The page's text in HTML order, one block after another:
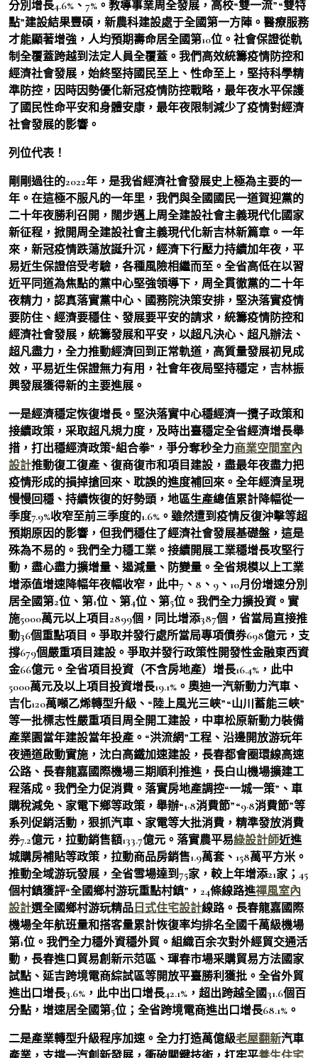
分別增長4.6%、7%。教導事業周全發展，高校“雙一流”“雙特
點”建設結果豐碩，新農科建設處于全國第一方陣。醫療服務
才能顯著增強，人均預期壽命居全國第10位。社會保證從軌
制全覆蓋跨越到法定人員全覆蓋。我們高效統籌疫情防控和
經濟社會發展，始終堅持國民至上、性命至上，堅持科學精
準防控，因時因勢優化新冠疫情防控戰略，最年夜水平保護
了國民性命平安和身體安康，最年夜限制減少了疫情對經濟
社會發展的影響。
列位代表！
剛剛過往的2022年，是我省經濟社會發展史上極為主要的一
年。在這極不服凡的一年里，我們與全國國民一道賀迎黨的
二十年夜勝利召開，闊步邁上周全建設社會主義現代化國家
新征程，掀開周全建設社會主義現代化新吉林新篇章。一年
來，新冠疫情跌蕩放誕升沉，經濟下行壓力持續加年夜，平
易近生保證倍受考驗，各種風險相繼而至。全省高低在以習
近平同道為焦點的黨中心堅強領導下，周全貫徹黨的二十年
夜精力，認真落實黨中心、國務院決策安排，堅決落實疫情
要防住、經濟要穩住、發展要平安的請求，統籌疫情防控和
經濟社會發展，統籌發展和平安，以超凡決心、超凡辦法、
超凡盡力，全力推動經濟回到正常軌道，高質量發展初見成
效，平易近生保證無力有用，社會年夜局堅持穩定，吉林振
興發展獲得新的主要進展。
一是經濟穩定恢復增長。堅決落實中心穩經濟一攬子政策和
接續政策，采取超凡規力度，及時出臺穩定全省經濟增長舉
措，打出穩經濟政策“組合拳”，爭分奪秒全力商業空間室內
設計推動復工復產、復商復市和項目建設，盡最年夜盡力把
疫情形成的損掉搶回來、耽誤的進度補回來。全年經濟呈現
慢慢回穩、持續恢復的好勢頭，地區生產總值累計降幅從一
季度7.9%收窄至前三季度的1.6%。雖然遭到疫情反復沖擊等超
預期原因的影響，但我們穩住了經濟社會發展基礎盤，這是
殊為不易的。我們全力穩工業。接續開展工業穩增長攻堅行
動，盡心盡力擴增量、遏減量、防變量。全省規模以上工業
增添值增速降幅年夜幅收窄，此中7、8、9、10月份增速分別
居全國第2位、第1位、第4位、第5位。我們全力擴投資。實
施5000萬元以上項目2899個，同比增添387個，省當局直接推
動36個重點項目。爭取并發行處所當局專項債券698億元，支
撐679個嚴重項目建設。爭取并發行政策性開發性金融東西資
金66億元。全省項目投資（不含房地產）增長16.4%，此中
5000萬元及以上項目投資增長19.1%。奧迪一汽新動力汽車、
吉化120萬噸乙烯轉型升級、“陸上風光三峽”“山川蓄能三峽”
等一批標志性嚴重項目周全開工建設，中車松原新動力裝備
產業園當年建設當年投產。“洪流網”工程、沿邊開放游玩年
夜通道啟動實施，沈白高鐵加速建設，長春都會圈環線高速
公路、長春龍嘉國際機場三期順利推進，長白山機場擴建工
程落成。我們全力促消費。落實房地產調控“一城一策”、車
購稅減免、家電下鄉等政策，舉辦“1·8消費節”“9·8消費節”等
系列促銷活動，狠抓汽車、家電等大批消費，精準發放消費
券7.2億元，拉動銷售額133.7億元。落實農平易綠設計師近進
城購房補貼等政策，拉動商品房銷售1.9萬套、158萬平方米。
推動全域游玩發展，全省雪場達到75家，較上年增添21家；45
個村鎮獲評“全國鄉村游玩重點村鎮”，24條線路進禪風室內
設計選全國鄉村游玩精品 日式住宅設計線路。長春龍嘉國際
機場全年航班量和搭客量累計恢復率均排名全國千萬級機場
第1位。我們全力穩外資穩外貿。組織百余次對外經貿交通活
動，長春進口貿易創新示范區、琿春市場采購貿易方法國家
試點、延吉跨境電商綜試區等開放平臺勝利獲批。全省外貿
進出口增長3.6%，此中出口增長42.1%，超出跨越全國31.6個百
分點，增速居全國第5位；全省跨境電商進出口增長68.1%。
二是產業轉型升級程序加速。全力打造萬億級老屋翻新汽車